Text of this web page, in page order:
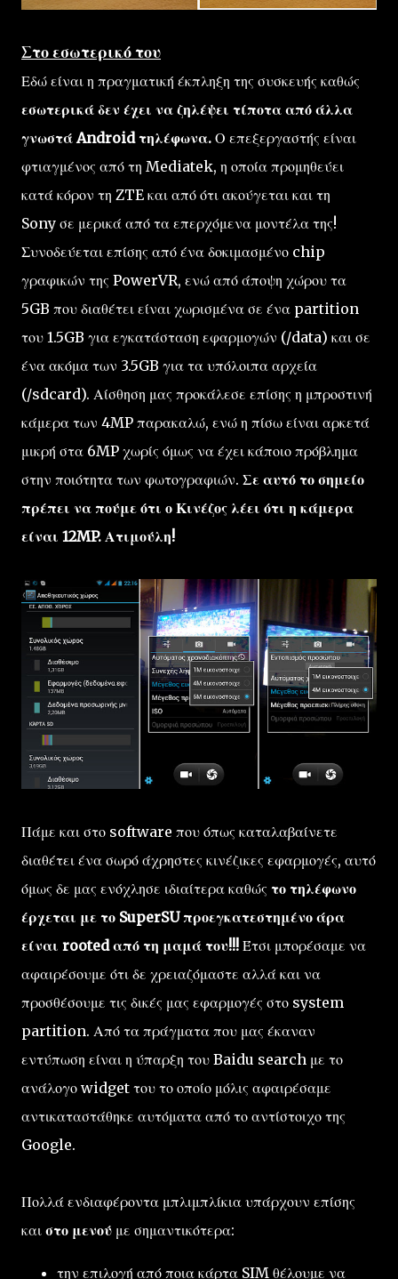
Στο εσωτερικό του
Εδώ είναι η πραγματική έκπληξη της συσκευής καθώς
εσωτερικά δεν έχει να ζηλέψει τίποτα από άλλα
γνωστά Android τηλέφωνα. Ο επεξεργαστής είναι
φτιαγμένος από τη Mediatek, η οποία προμηθεύει
κατά κόρον τη ZTE και από ότι ακούγεται και τη
Sony σε μερικά από τα επερχόμενα μοντέλα της!
Συνοδεύεται επίσης από ένα δοκιμασμένο chip
γραφικών της PowerVR, ενώ από άποψη χώρου τα
5GB που διαθέτει είναι χωρισμένα σε ένα partition
του 1.5GB για εγκατάσταση εφαρμογών (/data) και σε
ένα ακόμα των 3.5GB για τα υπόλοιπα αρχεία
(/sdcard). Αίσθηση μας προκάλεσε επίσης η μπροστινή
κάμερα των 4MP παρακαλώ, ενώ η πίσω είναι αρκετά
μικρή στα 6MP χωρίς όμως να έχει κάποιο πρόβλημα
στην ποιότητα των φωτογραφιών. Σε αυτό το σημείο
πρέπει να πούμε ότι ο Κινέζος λέει ότι η κάμερα
είναι 12MP. Ατιμούλη!
Πάμε και στο software που όπως καταλαβαίνετε
διαθέτει ένα σωρό άχρηστες κινέζικες εφαρμογές, αυτό
όμως δε μας ενόχλησε ιδιαίτερα καθώς το τηλέφωνο
έρχεται με το SuperSU προεγκατεστημένο άρα
είναι rooted από τη μαμά του!!! Έτσι μπορέσαμε να
αφαιρέσουμε ότι δε χρειαζόμαστε αλλά και να
προσθέσουμε τις δικές μας εφαρμογές στο system
partition. Από τα πράγματα που μας έκαναν
εντύπωση είναι η ύπαρξη του Baidu search με το
ανάλογο widget του το οποίο μόλις αφαιρέσαμε
αντικαταστάθηκε αυτόματα από το αντίστοιχο της
Google.
Πολλά ενδιαφέροντα μπλιμπλίκια υπάρχουν επίσης
και στο μενού με σημαντικότερα:
την επιλογή από ποια κάρτα SIM θέλουμε να